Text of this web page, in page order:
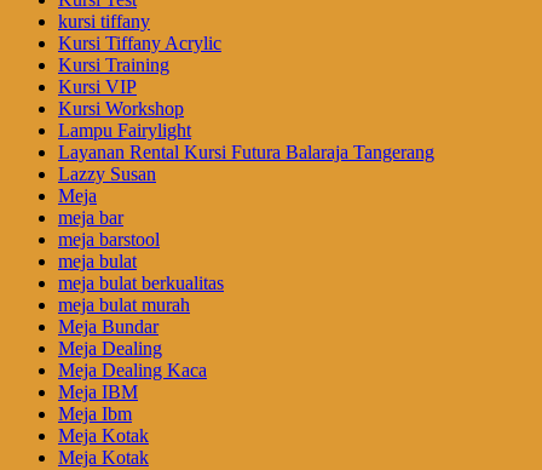
kursi tiffany
Kursi Tiffany Acrylic
Kursi Training
Kursi VIP
Kursi Workshop
Lampu Fairylight
Layanan Rental Kursi Futura Balaraja Tangerang
Lazzy Susan
Meja
meja bar
meja barstool
meja bulat
meja bulat berkualitas
meja bulat murah
Meja Bundar
Meja Dealing
Meja Dealing Kaca
Meja IBM
Meja Ibm
Meja Kotak
Meja Kotak